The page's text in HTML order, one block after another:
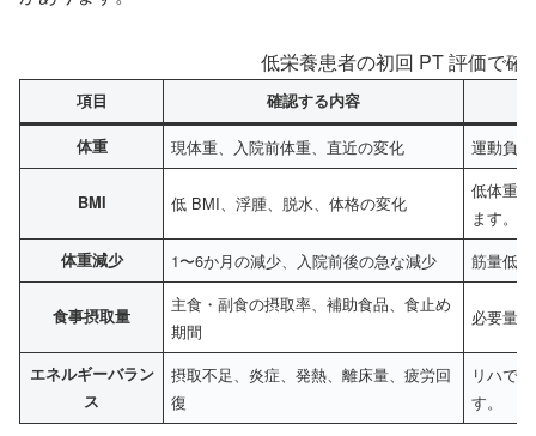
低栄養患者の初回 PT 評価で確
項目 確認する内容
体重 現体重、入院前体重、直近の変化 運動負
BMI 低 BMI、浮腫、脱水、体格の変化
低体重
ます。
体重減少 1〜6か月の減少、入院前後の急な減少 筋量低
食事摂取量
主食・副食の摂取率、補助食品、食止め
期間
必要量
エネルギーバラン
ス
摂取不足、炎症、発熱、離床量、疲労回
復
リハで
す。